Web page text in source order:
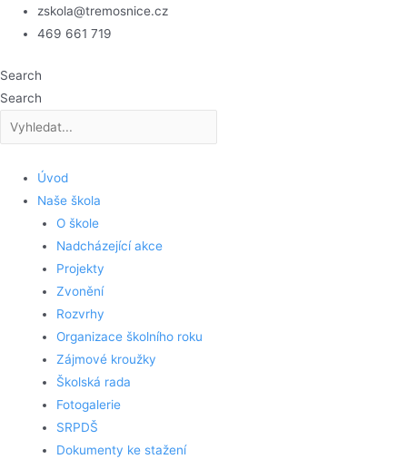
Přeskočitzskola@tremosnice.cz
469 661 719
Search
Search
Úvod
Naše škola
O škole
Nadcházející akce
Projekty
Zvonění
Rozvrhy
Organizace školního roku
Zájmové kroužky
Školská rada
Fotogalerie
SRPDŠ
Dokumenty ke stažení